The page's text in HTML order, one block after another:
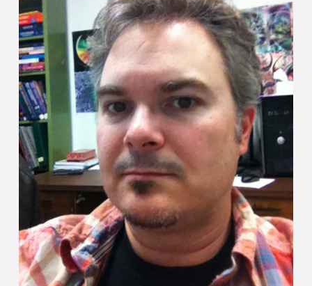
Contact
Informations
Outils
Liens
Menu principal
Qui vous êtes